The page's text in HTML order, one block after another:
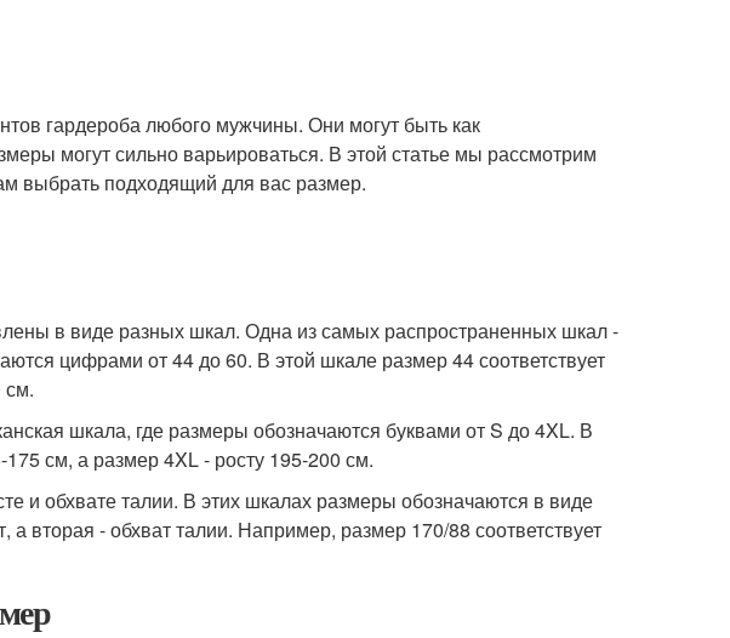
гардероба любого мужчины. Они могут быть как
могут сильно варьироваться. В этой статье мы рассмотрим
выбрать подходящий для вас размер.
в виде разных шкал. Одна из самых распространенных шкал -
цифрами от 44 до 60. В этой шкале размер 44 соответствует
см.
шкала, где размеры обозначаются буквами от S до 4XL. В
175 см, а размер 4XL - росту 195-200 см.
и обхвате талии. В этих шкалах размеры обозначаются в виде
вторая - обхват талии. Например, размер 170/88 соответствует